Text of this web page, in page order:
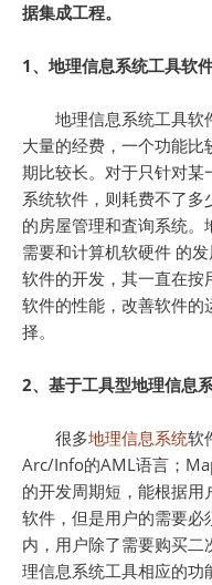
据集成工程。
1、地理信息系统工具软
地理信息系统工具软
大量的经费，一个功能
期比较长。对于只针对某
系统软件，则耗费不了
的房屋管理和査询系统
需要和计算机软硬件 的
软件的开发，其一直在按
软件的性能，改善软件
择。
2、基于工具型地理信息
很多地理信息系统软
Arc/Info的AML语言；
的开发周期短，能根据
软件，但是用户的需要必
内，用户除了需要购买
理信息系统工具相应的